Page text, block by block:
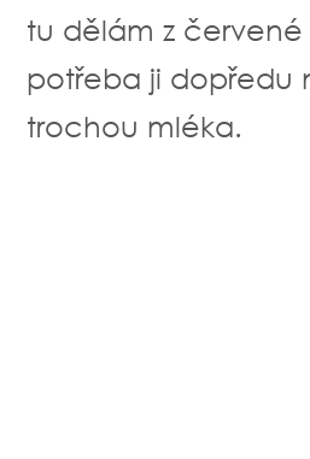
tu dělám z
potřeba ji dopředu
trochou mléka.